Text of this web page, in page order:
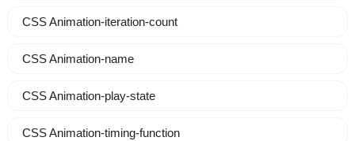
CSS Animation-iteration-count
CSS Animation-name
CSS Animation-play-state
CSS Animation-timing-function